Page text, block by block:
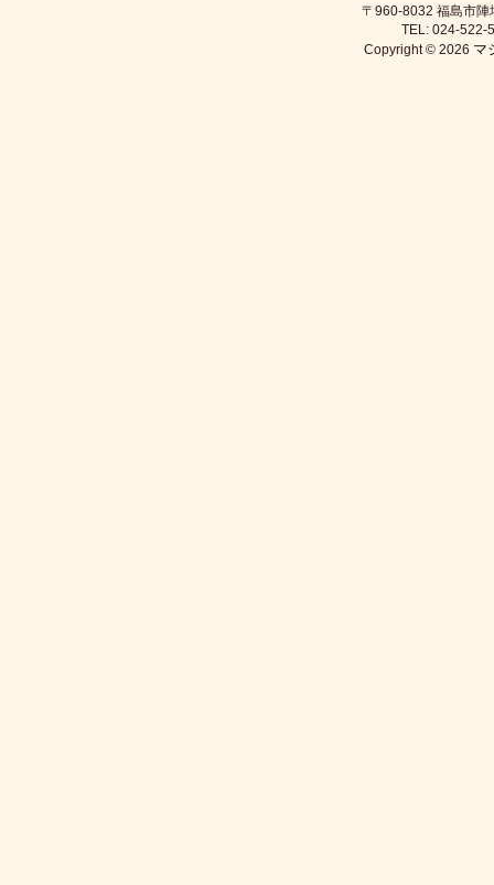
〒960-8032 福島市陣
TEL: 024-522-
Copyright © 2026 マ